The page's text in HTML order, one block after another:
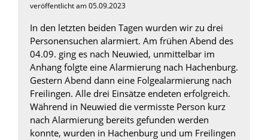
veröffentlicht am 05.09.2023
In den letzten beiden Tagen wurden wir zu drei
Personensuchen alarmiert. Am frühen Abend des
04.09. ging es nach Neuwied, unmittelbar im
Anhang folgte eine Alarmierung nach Hachenburg.
Gestern Abend dann eine Folgealarmierung nach
Freilingen. Alle drei Einsätze endeten erfolgreich.
Während in Neuwied die vermisste Person kurz
nach Alarmierung bereits gefunden werden
konnte, wurden in Hachenburg und um Freilingen